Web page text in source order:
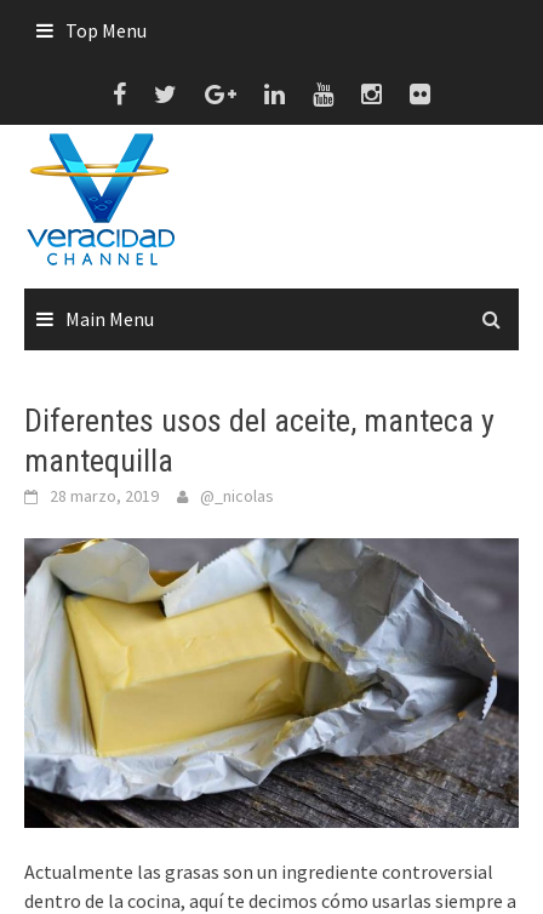
Top Menu
Main Menu
Diferentes usos del aceite, manteca y
mantequilla
28 marzo, 2019 @_nicolas
Actualmente las grasas son un ingrediente controversial
dentro de la cocina, aquí te decimos cómo usarlas siempre a